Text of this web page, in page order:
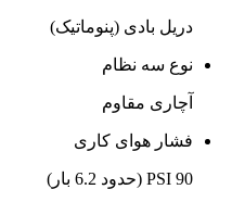
دریل بادی (پنوماتیک)
نوع سه نظام
آچاری مقاوم
فشار هوای کاری
90 PSI (حدود 6.2 بار)